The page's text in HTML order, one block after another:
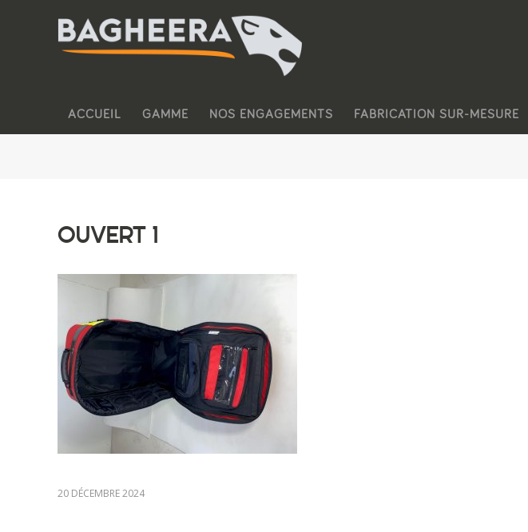
ACCUEIL GAMME NOS ENGAGEMENTS FABRICATION SUR-MESURE
OUVERT 1
20 DÉCEMBRE 2024